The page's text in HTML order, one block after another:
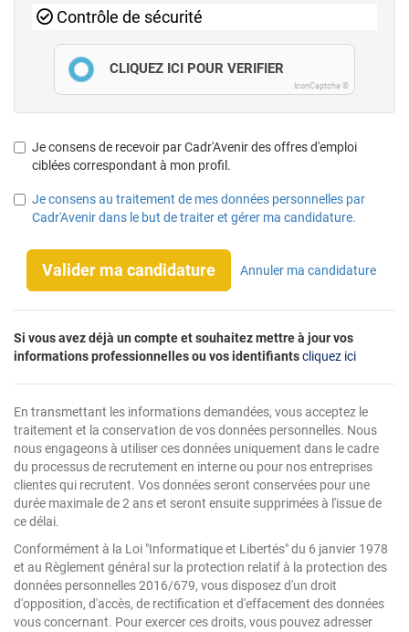
Contrôle de sécurité
IconCaptcha ©
CLIQUEZ ICI POUR VÉRIFIER
Je consens de recevoir par Cadr'Avenir des offres d'emploi
ciblées correspondant à mon profil.
Je consens au traitement de mes données personnelles par
Cadr'Avenir dans le but de traiter et gérer ma candidature.
Valider ma candidature Annuler ma candidature
Si vous avez déjà un compte et souhaitez mettre à jour vos
informations professionnelles ou vos identifiantscliquez ici
En transmettant les informations demandées, vous acceptez le
traitement et la conservation de vos données personnelles. Nous
nous engageons à utiliser ces données uniquement dans le cadre
du processus de recrutement en interne ou pour nos entreprises
clientes qui recrutent. Vos données seront conservées pour une
durée maximale de 2 ans et seront ensuite supprimées à l'issue de
ce délai.
Conformément à la Loi "Informatique et Libertés" du 6 janvier 1978
et au Règlement général sur la protection relatif à la protection des
données personnelles 2016/679, vous disposez d'un droit
d'opposition, d'accès, de rectification et d'effacement des données
vous concernant. Pour exercer ces droits, vous pouvez adresser